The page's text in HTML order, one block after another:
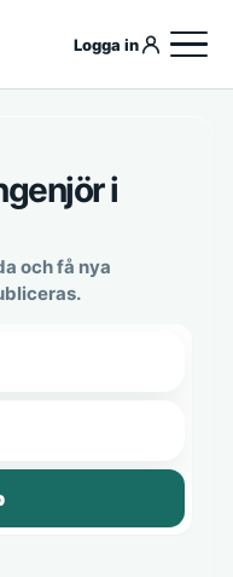
Logga in
i
och få nya